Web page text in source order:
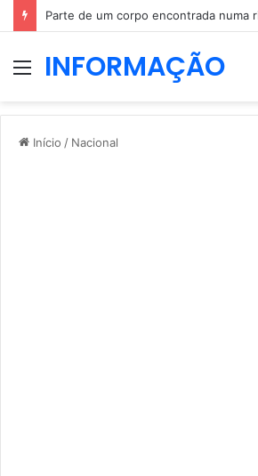
MenuINFORMAÇÃO
Início / Nacional